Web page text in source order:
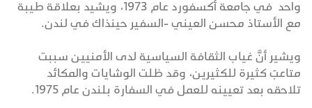
واحد في جامعة أكسفورد عام 1973، ويشيد بعلاقة طيبة
مع الأستاذ محسن العيني -السفير حينذاك في لندن.
ويشير أنَّ غياب الثقافة السياسية لدى الأمنيين سببت
متاعبَ كثيرة للكثيرين، وقد ظلت الوشايات والمكائد
تلاحقه بعد تعيينه للعمل في السفارة بلندن عام 1975.